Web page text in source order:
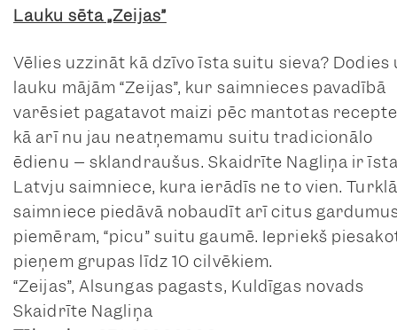
Lauku sēta „Zeijas”
Vēlies uzzināt kā dzīvo īsta suitu sieva? Dodies
lauku mājām “Zeijas”, kur saimnieces pavadībā
varēsiet pagatavot maizi pēc mantotas
kā arī nu jau neatņemamu suitu tradicionālo
ēdienu – sklandraušus. Skaidrīte Nagliņa ir
Latvju saimniece, kura ierādīs ne to vien.
saimniece piedāvā nobaudīt arī citus
piemēram, “picu” suitu gaumē. Iepriekš
pieņem grupas līdz 10 cilvēkiem.
“Zeijas”, Alsungas pagasts, Kuldīgas novads
Skaidrīte Nagliņa